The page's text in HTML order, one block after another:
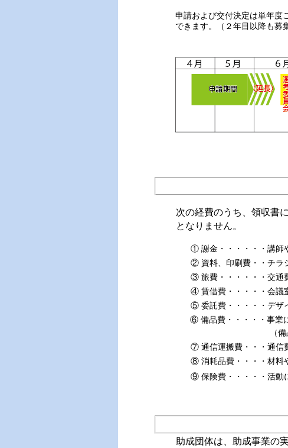
申請および交付決定は単年度
できます。（２年目以降も募
次の経費のうち、領収書
となりません。
① 謝金・・・・・・講師
② 資料、印刷費・・チラ
③ 旅費・・・・・・交通
④ 賃借費・・・・・会議
⑤ 委託費・・・・・デザ
⑥ 備品費・・・・・事業
（
⑦ 通信運搬費・・・通信
⑧ 消耗品費・・・・材料
⑨ 保険費・・・・・活動
助成団体は、助成事業の